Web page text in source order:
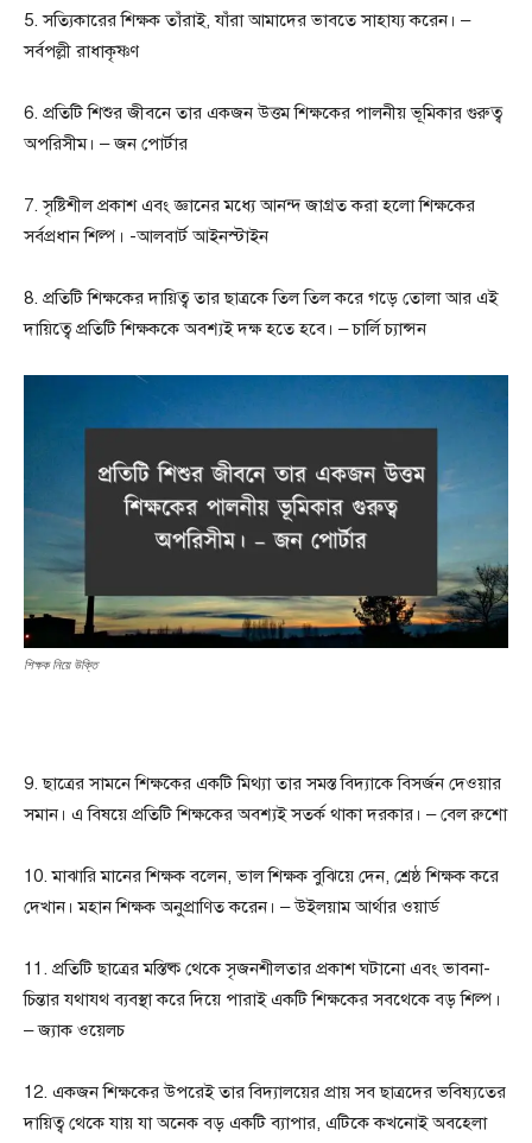
5. সত্যিকারের শিক্ষক তাঁরাই, যাঁরা আমাদের ভাবতে সাহায্য করেন। –
সর্বপল্লী রাধাকৃষ্ণণ
6. প্রতিটি শিশুর জীবনে তার একজন উত্তম শিক্ষকের পালনীয় ভূমিকার গুরুত্ব
অপরিসীম। – জন পোর্টার
7. সৃষ্টিশীল প্রকাশ এবং জ্ঞানের মধ্যে আনন্দ জাগ্রত করা হলো শিক্ষকের
সর্বপ্রধান শিল্প। -আলবার্ট আইনস্টাইন
8. প্রতিটি শিক্ষকের দায়িত্ব তার ছাত্রকে তিল তিল করে গড়ে তোলা আর এই
দায়িত্বে প্রতিটি শিক্ষককে অবশ্যই দক্ষ হতে হবে। – চার্লি চ্যান্সন
শিক্ষক নিয়ে উক্তি
9. ছাত্রের সামনে শিক্ষকের একটি মিথ্যা তার সমস্ত বিদ্যাকে বিসর্জন দেওয়ার
সমান। এ বিষয়ে প্রতিটি শিক্ষকের অবশ্যই সতর্ক থাকা দরকার। – বেল রুশো
10. মাঝারি মানের শিক্ষক বলেন, ভাল শিক্ষক বুঝিয়ে দেন, শ্রেষ্ঠ শিক্ষক করে
দেখান। মহান শিক্ষক অনুপ্রাণিত করেন। – উইলয়াম আর্থার ওয়ার্ড
11. প্রতিটি ছাত্রের মস্তিষ্ক থেকে সৃজনশীলতার প্রকাশ ঘটানো এবং ভাবনা-
চিন্তার যথাযথ ব্যবস্থা করে দিয়ে পারাই একটি শিক্ষকের সবথেকে বড় শিল্প।
– জ্যাক ওয়েলচ
12. একজন শিক্ষকের উপরেই তার বিদ্যালয়ের প্রায় সব ছাত্রদের ভবিষ্যতের
দায়িত্ব থেকে যায় যা অনেক বড় একটি ব্যাপার, এটিকে কখনোই অবহেলা